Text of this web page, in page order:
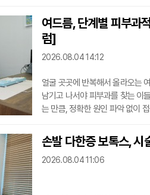
형성한 뒤 최소 절개를 통해 이
구조를 보존하는 방식으로 진행
은 아니기
여드름, 단계별 피부과
럼]
2026.08.04 14:12
얼굴 곳곳에 반복해서 올라오는
남기고 나서야 피부과를 찾는 이
는 만큼, 정확한 원인 파악 없이
공 입구에 각질이 과다하게 쌓
삼아 여드름균이 증식하면서 고
증 물질
손발 다한증 보톡스,
2026.08.04 11:06